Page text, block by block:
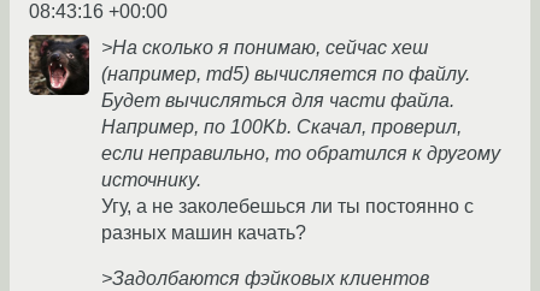
08:43:16 +00:00
>На сколько я понимаю, сейчас хеш
(например, md5) вычисляется по файлу.
Будет вычисляться для части файла.
Например, по 100Kb. Скачал, проверил,
если неправильно, то обратился к другому
источнику.
Угу, а не заколебешься ли ты постоянно с
разных машин качать?
>Задолбаются фэйковых клиентов